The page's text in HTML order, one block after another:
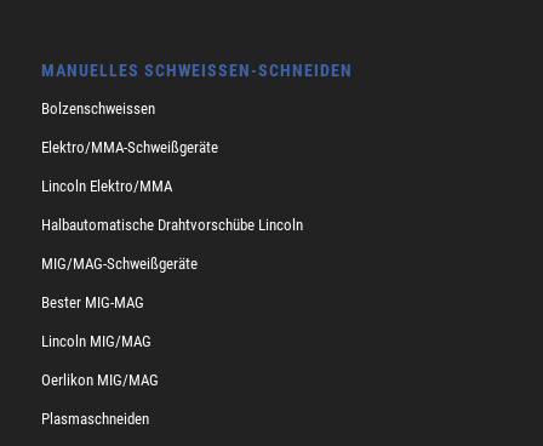
MANUELLES SCHWEISSEN-SCHNEIDEN
Bolzenschweissen
Elektro/MMA-Schweißgeräte
Lincoln Elektro/MMA
Halbautomatische Drahtvorschübe Lincoln
MIG/MAG-Schweißgeräte
Bester MIG-MAG
Lincoln MIG/MAG
Oerlikon MIG/MAG
Plasmaschneiden